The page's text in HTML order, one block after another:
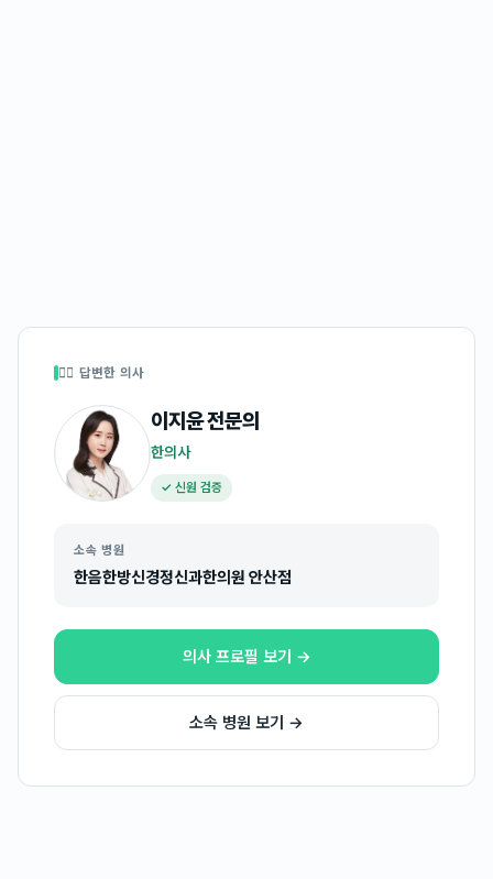
👩‍⚕️ 답변한 의사
이지윤전문의
한의사
✓ 신원 검증
소속 병원
한음한방신경정신과한의원 안산점
의사 프로필 보기 →
소속 병원 보기 →